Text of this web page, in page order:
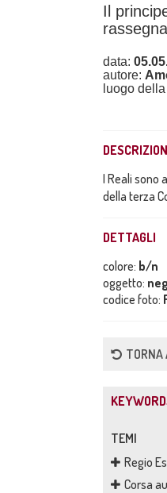
Il
data:
autore:
luogo
I Reali sono
della terza
DETTAGLI
colore: b/n
oggetto:
codice foto:
TORNA
TEMI
Regio
Corsa